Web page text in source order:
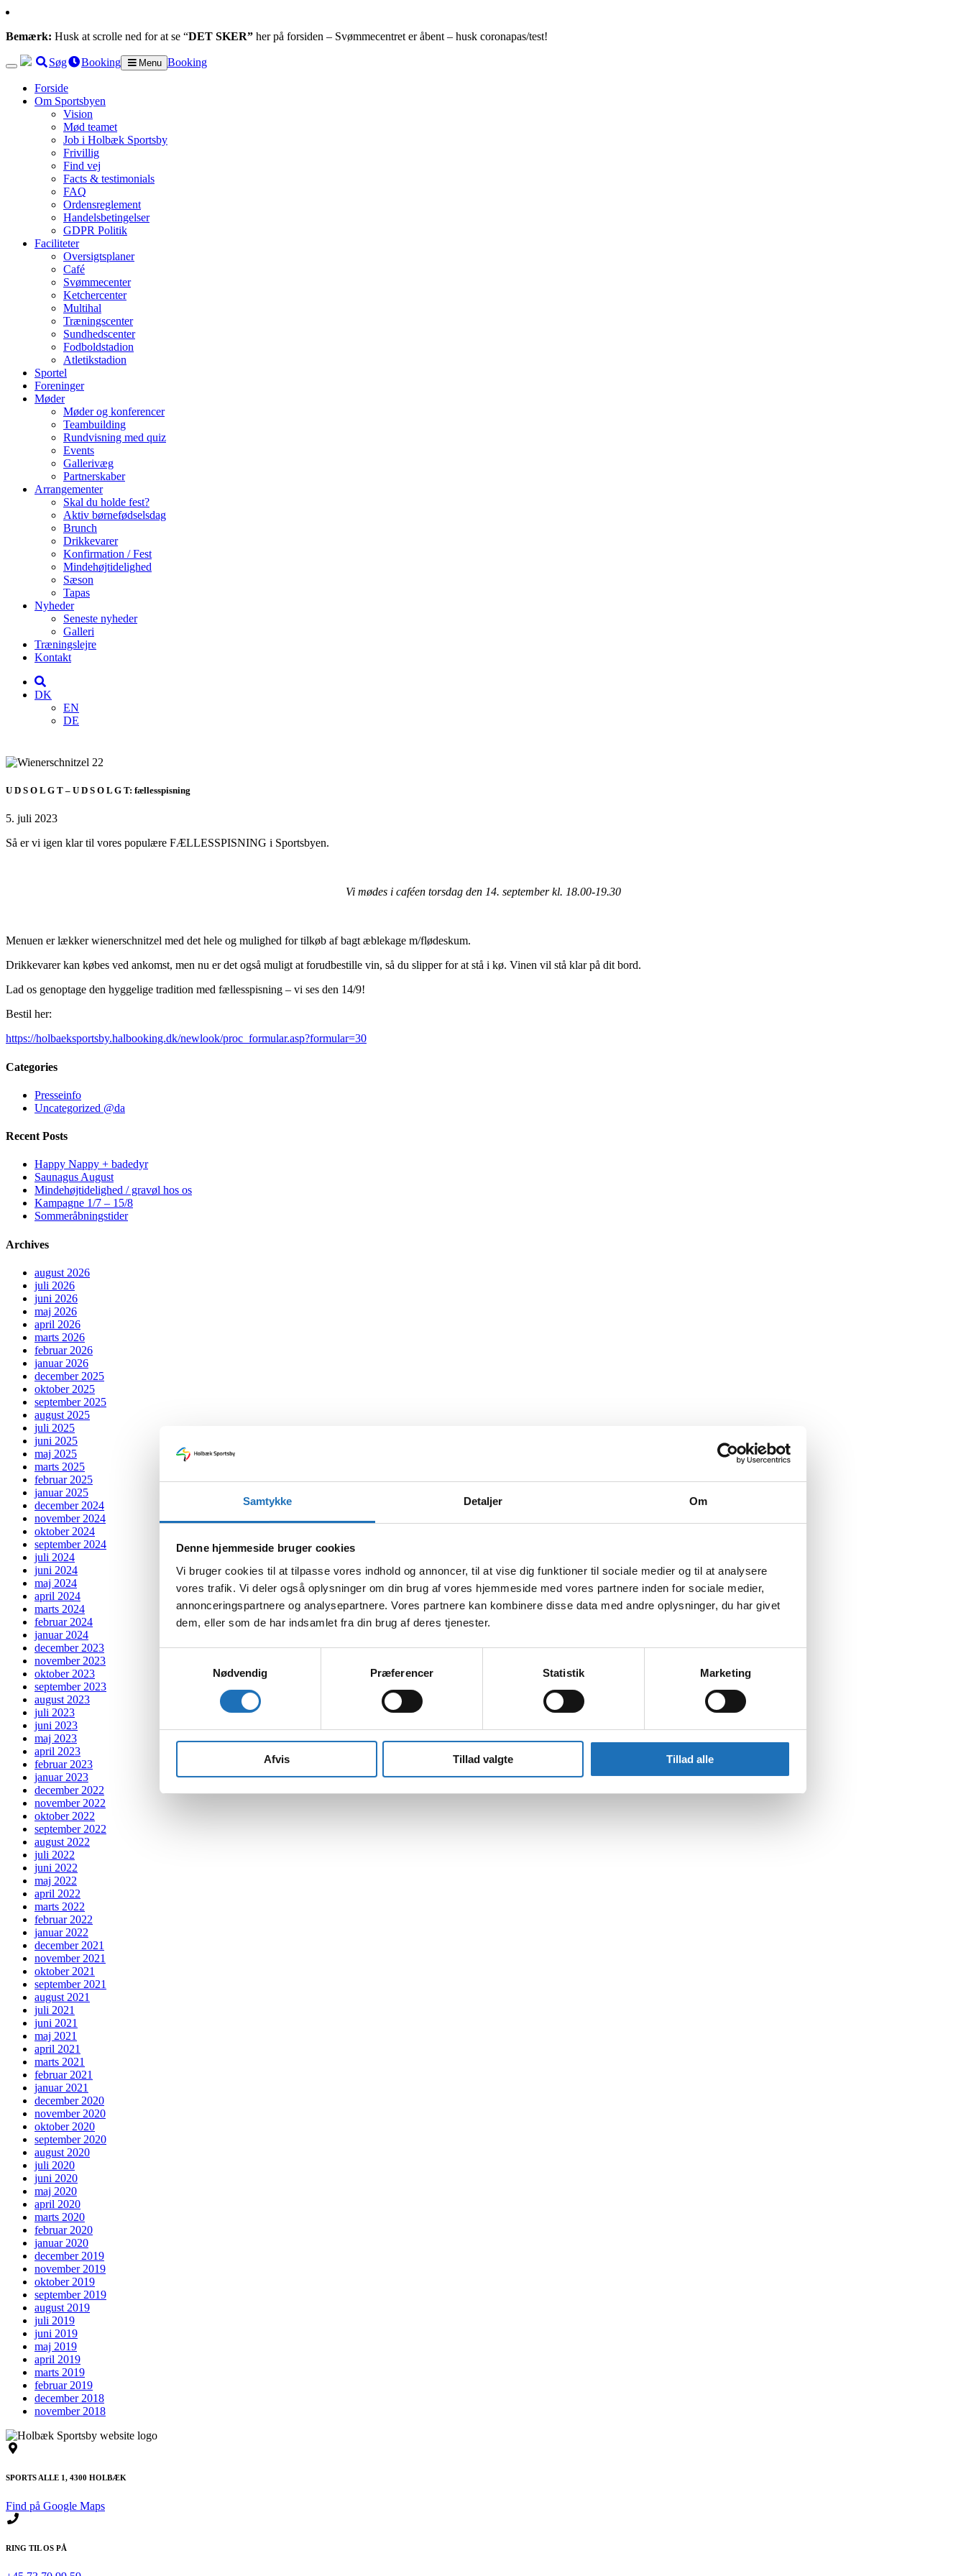
Samtykke Detaljer Om
Denne hjemmeside bruger cookies
Vi bruger cookies til at tilpasse vores indhold og annoncer, til at vise dig funktioner til sociale medier og til at analysere
vores trafik. Vi deler også oplysninger om din brug af vores hjemmeside med vores partnere inden for sociale medier,
annonceringspartnere og analysepartnere. Vores partnere kan kombinere disse data med andre oplysninger, du har givet
dem, eller som de har indsamlet fra din brug af deres tjenester.
Nødvendig
Præferencer Statistik Marketing
Afvis Tillad valgte Tillad alle
Bemærk: Husk at scrolle ned for at se “DET SKER” her på forsiden – Svømmecentret er åbent – husk coronapas/test!
Søg Booking Menu Booking
Forside
Om Sportsbyen
Vision
Mød teamet
Job i Holbæk Sportsby
Frivillig
Find vej
Facts & testimonials
FAQ
Ordensreglement
Handelsbetingelser
GDPR Politik
Faciliteter
Oversigtsplaner
Café
Svømmecenter
Ketchercenter
Multihal
Træningscenter
Sundhedscenter
Fodboldstadion
Atletikstadion
Sportel
Foreninger
Møder
Møder og konferencer
Teambuilding
Rundvisning med quiz
Events
Gallerivæg
Partnerskaber
Arrangementer
Skal du holde fest?
Aktiv børnefødselsdag
Brunch
Drikkevarer
Konfirmation / Fest
Mindehøjtidelighed
Sæson
Tapas
Nyheder
Seneste nyheder
Galleri
Træningslejre
Kontakt
DK
EN
DE
U D S O L G T – U D S O L G T: fællesspisning
5. juli 2023
Så er vi igen klar til vores populære FÆLLESSPISNING i Sportsbyen.
Vi mødes i caféen torsdag den 14. september kl. 18.00-19.30
Menuen er lækker wienerschnitzel med det hele og mulighed for tilkøb af bagt æblekage m/flødeskum.
Drikkevarer kan købes ved ankomst, men nu er det også muligt at forudbestille vin, så du slipper for at stå i kø. Vinen vil stå klar på dit bord.
Lad os genoptage den hyggelige tradition med fællesspisning – vi ses den 14/9!
Bestil her:
https://holbaeksportsby.halbooking.dk/newlook/proc_formular.asp?formular=30
Categories
Presseinfo
Uncategorized @da
Recent Posts
Happy Nappy + badedyr
Saunagus August
Mindehøjtidelighed / gravøl hos os
Kampagne 1/7 – 15/8
Sommeråbningstider
Archives
august 2026
juli 2026
juni 2026
maj 2026
april 2026
marts 2026
februar 2026
januar 2026
december 2025
oktober 2025
september 2025
august 2025
juli 2025
juni 2025
maj 2025
marts 2025
februar 2025
januar 2025
december 2024
november 2024
oktober 2024
september 2024
juli 2024
juni 2024
maj 2024
april 2024
marts 2024
februar 2024
januar 2024
december 2023
november 2023
oktober 2023
september 2023
august 2023
juli 2023
juni 2023
maj 2023
april 2023
februar 2023
januar 2023
december 2022
november 2022
oktober 2022
september 2022
august 2022
juli 2022
juni 2022
maj 2022
april 2022
marts 2022
februar 2022
januar 2022
december 2021
november 2021
oktober 2021
september 2021
august 2021
juli 2021
juni 2021
maj 2021
april 2021
marts 2021
februar 2021
januar 2021
december 2020
november 2020
oktober 2020
september 2020
august 2020
juli 2020
juni 2020
maj 2020
april 2020
marts 2020
februar 2020
januar 2020
december 2019
november 2019
oktober 2019
september 2019
august 2019
juli 2019
juni 2019
maj 2019
april 2019
marts 2019
februar 2019
december 2018
november 2018
SPORTS ALLE 1, 4300 HOLBÆK
Find på Google Maps
RING TIL OS PÅ